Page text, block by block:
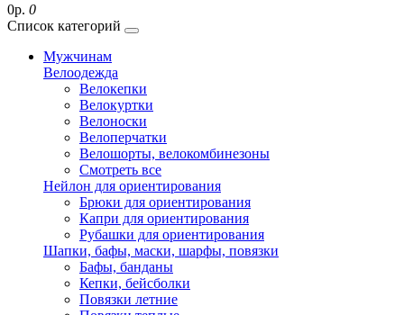
0р. 0
Список категорий
Мужчинам
Велоодежда
Велокепки
Велокуртки
Велоноски
Велоперчатки
Велошорты, велокомбинезоны
Смотреть все
Нейлон для ориентирования
Брюки для ориентирования
Капри для ориентирования
Рубашки для ориентирования
Шапки, бафы, маски, шарфы, повязки
Бафы, банданы
Кепки, бейсболки
Повязки летние